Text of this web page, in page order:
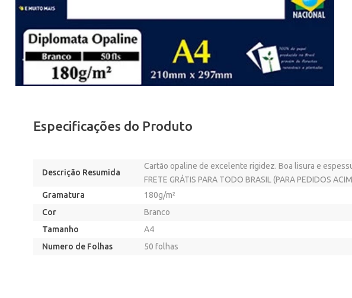
Especificações do Produto
Descrição Resumida
Cartão opaline de excelente rigidez. Boa lisura e
FRETE GRÁTIS PARA TODO BRASIL (PARA PEDIDOS
Gramatura
180g/m²
Cor
Branco
Tamanho
A4
Numero de Folhas
50 folhas